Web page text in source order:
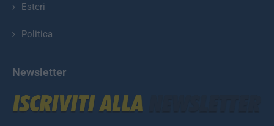
Esteri
Politica
Newsletter